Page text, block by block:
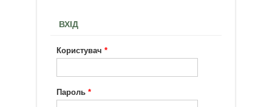
ВХІД
Користувач*
Пароль*